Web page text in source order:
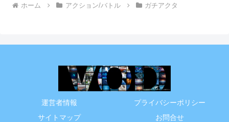
ホーム アクション/バトル ガチアクタ
運営者情報
プライバシーポリシー
サイトマップ
お問合せ